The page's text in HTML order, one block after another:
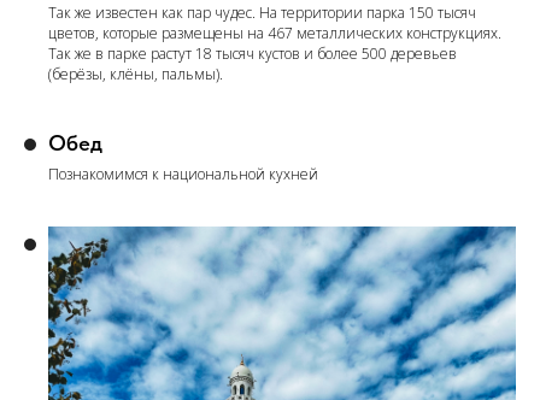
Так же известен как пар чудес. На территории парка 150 тысяч
цветов, которые размещены на 467 металлических конструкциях.
Так же в парке растут 18 тысяч кустов и более 500 деревьев
(берёзы, клёны, пальмы).
Обед
Познакомимся к национальной кухней